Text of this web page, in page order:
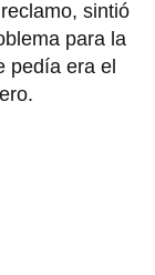
sintió
para la
pedía era el